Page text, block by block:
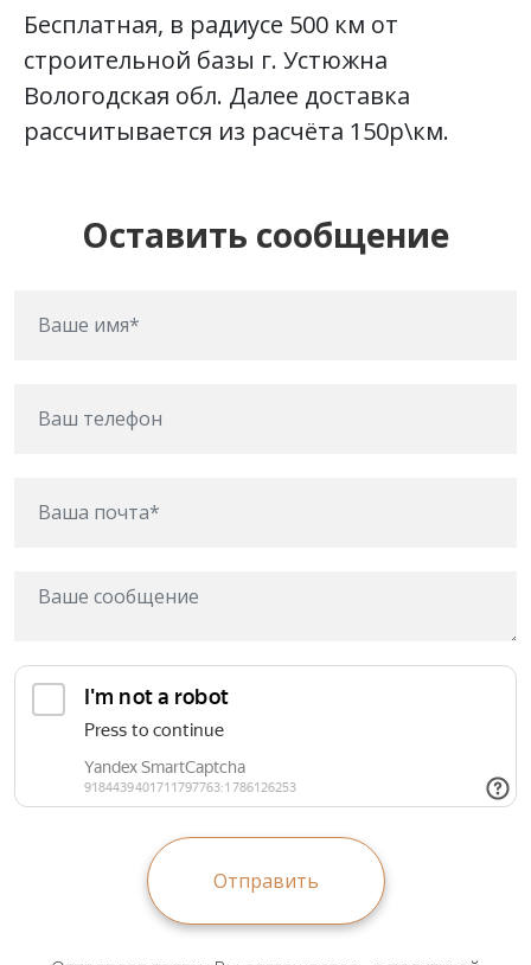
Бесплатная, в радиусе 500 км от
строительной базы г. Устюжна
Вологодская обл. Далее доставка
рассчитывается из расчёта 150р\км.
Оставить сообщение
Отправить